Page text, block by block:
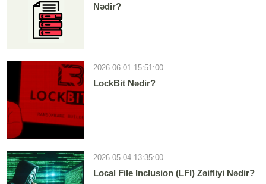
Nədir?
2026-06-01 15:51:00
LockBit Nədir?
2026-05-04 13:35:00
Local File Inclusion (LFI) Zəifliyi Nədir?